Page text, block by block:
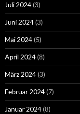
Juli 2024(3)
Juni 2024(3)
Mai 2024(5)
April 2024(8)
März 2024(3)
Februar 2024(7)
Januar 2024(8)